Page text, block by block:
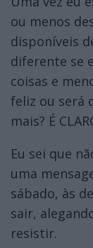
ou menos
disponíveis
diferente se
coisas e
feliz ou será
mais? É
Eu sei que
uma
sábado, às
sair,
resistir.